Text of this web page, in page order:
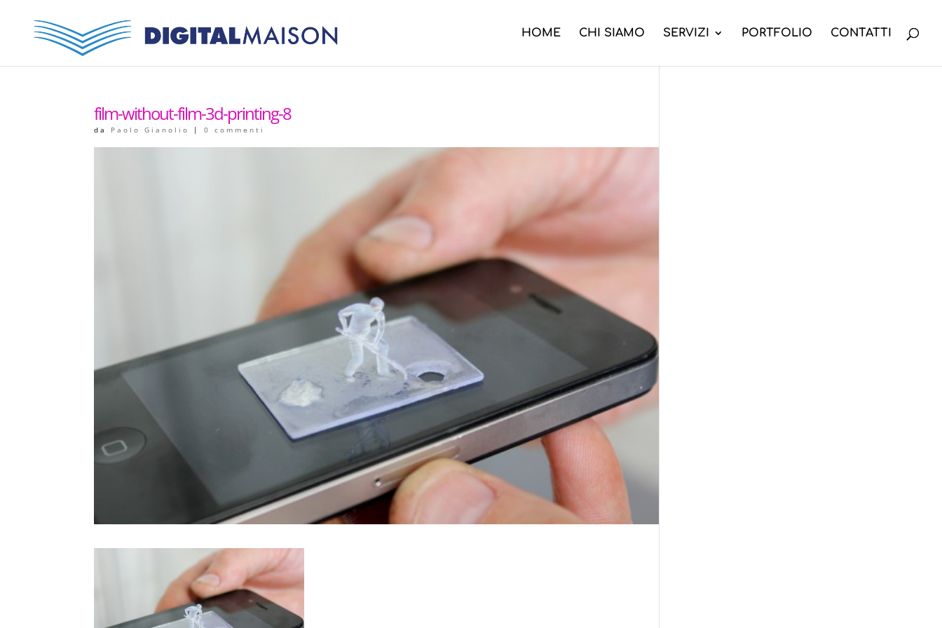
HOME CHI SIAMO SERVIZI PORTFOLIO CONTATTI
film-without-film-3d-printing-8
da Paolo Gianolio |0 commenti